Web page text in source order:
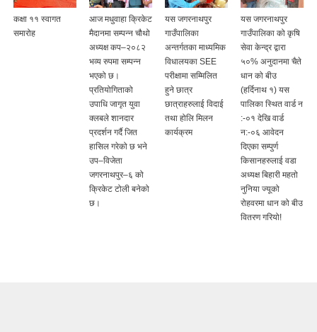
कक्षा ११ स्वागत
समारोह
आज मधुवाहा क्रिकेट
मैदानमा सम्पन्न चौथो
अध्यक्ष कप–२०८२
भव्य रुपमा सम्पन्न
भएको छ।
प्रतियोगिताको
उपाधि जागृत युवा
क्लबले शानदार
प्रदर्शन गर्दै जित
हासिल गरेको छ भने
उप–विजेता
जगरनाथपुर–६ को
क्रिकेट टोली बनेको
छ।
यस जगरनाथपुर
गाउँपालिका
अन्तर्गतका माध्यमिक
विधालयका SEE
परीक्षामा सम्मिलित
हुने छात्र
छात्राहरुलाई विदाई
तथा होलि मिलन
कार्यक्रम
यस जगरनाथपुर
गाउँपालिका को कृषि
सेवा केन्द्र द्वारा
५०% अनुदानमा चैते
धान को बीउ
(हर्दिनाथ १) यस
पालिका स्थित वार्ड न
:-०१ देखि वार्ड
न:-०६ आवेदन
दिएका सम्पुर्ण
किसानहरुलाई वडा
अध्यक्ष बिहारी महतो
नुनिया ज्यूको
रोहवरमा धान को बीउ
वितरण गरियो!